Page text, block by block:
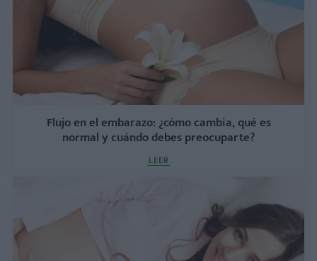
Flujo en el embarazo: ¿cómo cambia, qué es
normal y cuándo debes preocuparte?
LEER